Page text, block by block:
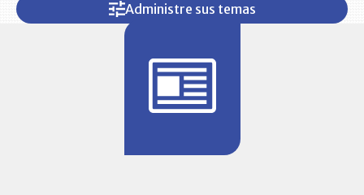
Administre sus temas